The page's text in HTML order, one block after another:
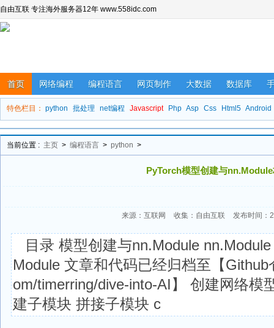
自由互联 专注海外服务器12年 www.558idc.com
首页 网络编程 编程语言 网页制作 大数据 数据库
特色栏目： python 批处理 net编程 Javascript Php Asp Css Html5 Android
当前位置 : 主页 > 编程语言 > python >
PyTorch模型创建与
来源：互联网 收集：自由互联 发布时间：
目录 模型创建与nn.Module
Module 文章和代码已经归档至【
om/timerring/dive-into-AI】 创建网络模
建子模块 拼接子模块 c